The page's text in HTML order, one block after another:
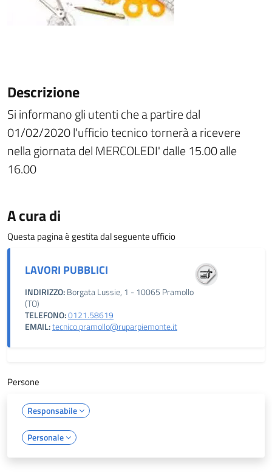
Descrizione
Si informano gli utenti che a partire dal
01/02/2020 l'ufficio tecnico tornerà a ricevere
nella giornata del MERCOLEDI' dalle 15.00 alle
16.00
A cura di
Questa pagina è gestita dal seguente ufficio
LAVORI PUBBLICI
INDIRIZZO:Borgata Lussie, 1 - 10065 Pramollo
(TO)
TELEFONO:0121.58619
EMAIL:tecnico.pramollo@ruparpiemonte.it
Persone
Responsabile
Personale